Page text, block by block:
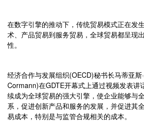
在数字引擎的推动下，传统贸易模式正在发
术、产品贸易到服务贸易，全球贸易都呈现
性。
经济合作与发展组织(OECD)秘书长马蒂亚斯
Cormann)在GDTE开幕式上通过视频发表讲
续成为全球贸易的强大引擎，使企业能够与
系，促进创新产品和服务的发展，并促进其
易成本，特别是与监管合规相关的成本。